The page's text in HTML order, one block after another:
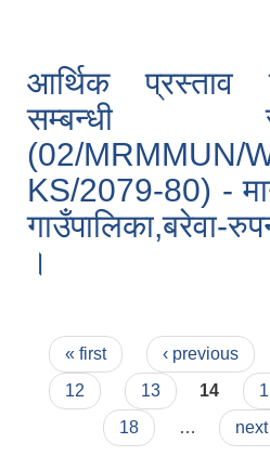
आर्थिक प्रस्ताव
सम्बन्धी
(02/MRMMUN/
KS/2079-80) -
गाउँपालिका,बरेवा-
।
Pages
« first ‹ previous
12
13 14
18
… next